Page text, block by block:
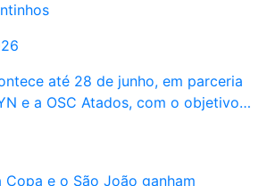
até 28 de junho, em parceria
e a OSC Atados, com o objetivo…
Copa e o São João ganham